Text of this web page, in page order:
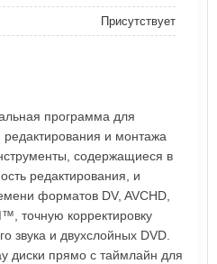
Присутствует
программа для
и монтажа
содержащиеся в
редактирования, и
форматов DV, AVCHD,
точную корректировку
звука и двухслойных DVD.
диски прямо с таймлайн для